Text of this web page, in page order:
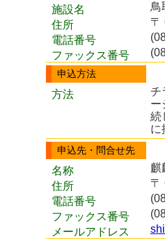
施設名
鳥
住所
〒
電話番号
ファックス番号
申込方法
方法
チ
ー
続
に
申込先・問合せ先
名称
麒
住所
〒
電話番号
ファックス番号
メールアドレス